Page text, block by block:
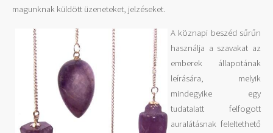
magunknak küldött üzeneteket, jelzéseket.
A köznapi beszéd sűrűn
használja a szavakat az
emberek állapotának
leírására, melyik
mindegyike egy
tudatalatt felfogott
auralátásnak feleltethető